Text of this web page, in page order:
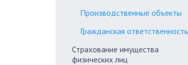
Производственные объекты
Гражданская ответственность
Страхование имущества
физических лиц